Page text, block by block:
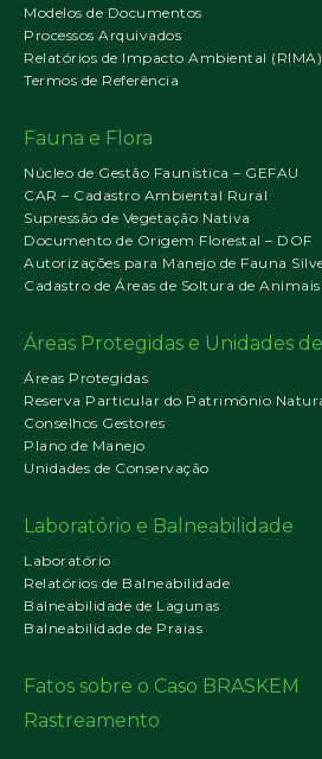
Modelos de Documentos
Processos Arquivados
Relatórios de Impacto Ambiental (RIMA)
Termos de Referência
Fauna e Flora
Núcleo de Gestão Faunística – GEFAU
CAR – Cadastro Ambiental Rural
Supressão de Vegetação Nativa
Documento de Origem Florestal – DOF
Autorizações para Manejo de Fauna
Cadastro de Áreas de Soltura de Animais
Áreas Protegidas e Unidades
Áreas Protegidas
Reserva Particular do Patrimônio
Conselhos Gestores
Plano de Manejo
Unidades de Conservação
Laboratório e Balneabilidade
Laboratório
Relatórios de Balneabilidade
Balneabilidade de Lagunas
Balneabilidade de Praias
Fatos sobre o Caso BRASKEM
Rastreamento